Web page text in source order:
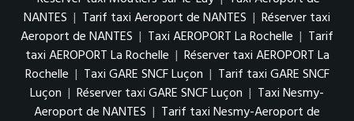
NANTES | Tarif taxi Aeroport de NANTES | Réserver taxi
Aeroport de NANTES | Taxi AEROPORT La Rochelle | Tarif
taxi AEROPORT La Rochelle | Réserver taxi AEROPORT La
Rochelle | Taxi GARE SNCF Luçon | Tarif taxi GARE SNCF
Luçon | Réserver taxi GARE SNCF Luçon | Taxi Nesmy-
Aeroport de NANTES | Tarif taxi Nesmy-Aeroport de